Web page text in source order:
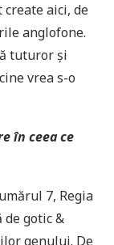
aici, de
anglofone.
tuturor și
vrea s-o
în ceea ce
7, Regia
de gotic &
genului. De